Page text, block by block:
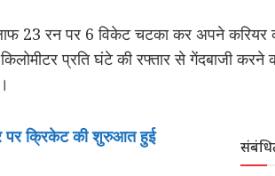
23 रन पर 6 विकेट चटका कर अपने करियर
प्रति घंटे की रफ्तार से गेंदबाजी
पर क्रिकेट की शुरुआत हुई